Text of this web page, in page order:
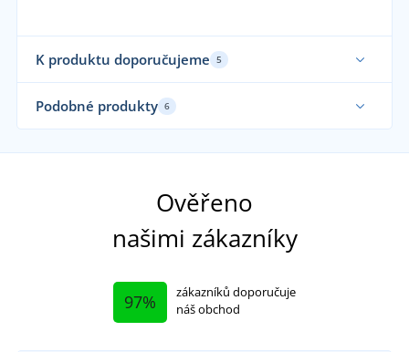
K produktu doporučujeme 5
Podobné produkty 6
Ověřeno
našimi zákazníky
97%
zákazníků doporučuje
náš obchod